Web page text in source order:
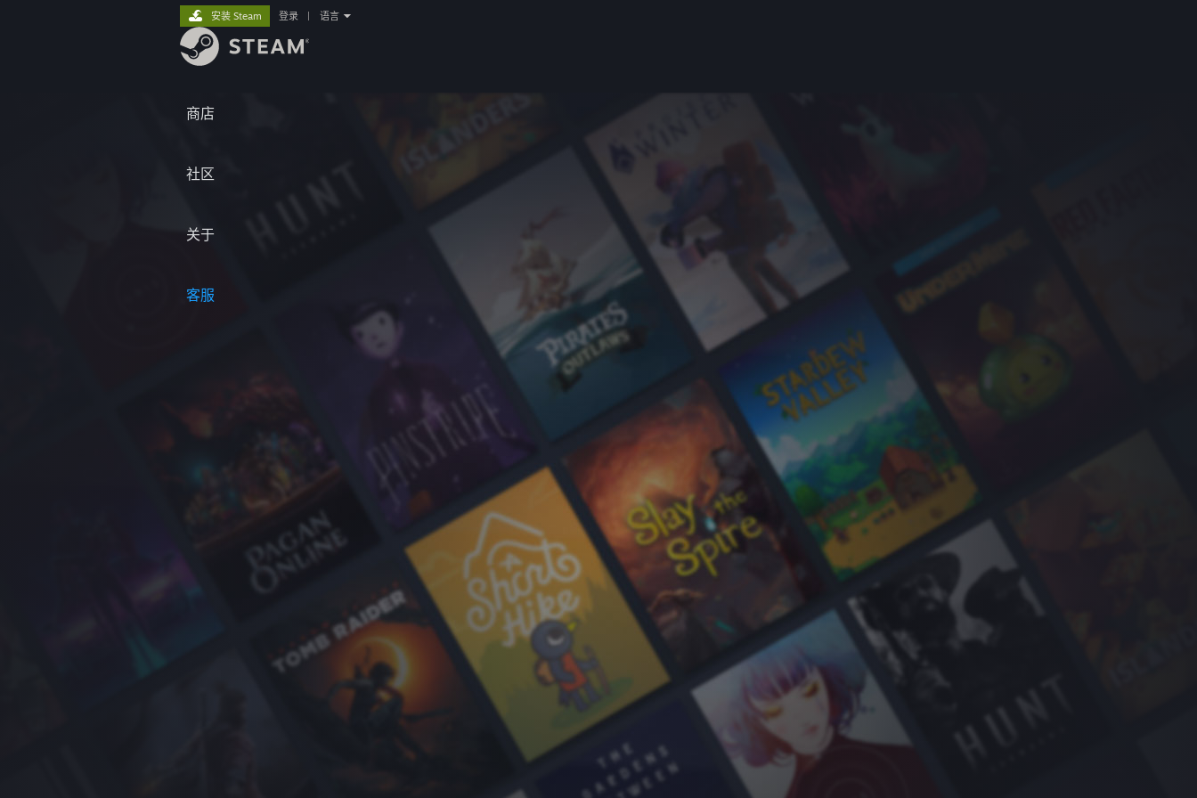
商店
社区
关于
客服
安装 Steam 登录 语言